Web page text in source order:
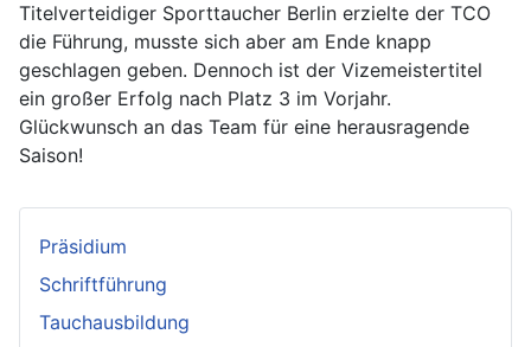
Präsidium
Schriftführung
Tauchausbildung
Titelverteidiger Sporttaucher Berlin erzielte der TCO
die Führung, musste sich aber am Ende knapp
geschlagen geben. Dennoch ist der Vizemeistertitel
ein großer Erfolg nach Platz 3 im Vorjahr.
Glückwunsch an das Team für eine herausragende
Saison!